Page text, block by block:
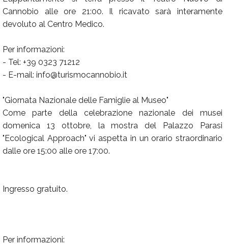
Cannobio alle ore 21:00. Il ricavato sarà interamente
devoluto al Centro Medico.
Per informazioni:
- Tel: +39 0323 71212
- E-mail: info@turismocannobio.it
"Giornata Nazionale delle Famiglie al Museo"
Come parte della celebrazione nazionale dei musei
domenica 13 ottobre, la mostra del Palazzo Parasi
"Ecological Approach" vi aspetta in un orario straordinario
dalle ore 15:00 alle ore 17:00.
Ingresso gratuito.
Per informazioni: